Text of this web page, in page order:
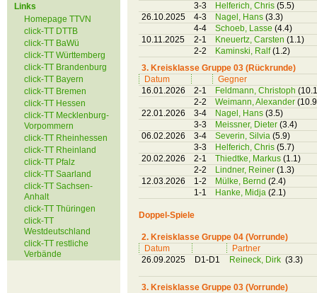
Links
Homepage TTVN
click-TT DTTB
click-TT BaWü
click-TT Württemberg
click-TT Brandenburg
click-TT Bayern
click-TT Bremen
click-TT Hessen
click-TT Mecklenburg-
Vorpommern
click-TT Rheinhessen
click-TT Rheinland
click-TT Pfalz
click-TT Saarland
click-TT Sachsen-
Anhalt
click-TT Thüringen
click-TT
Westdeutschland
click-TT restliche
Verbände
3-3
Helferich, Chris (5.5)
26.10.2025
4-3 Nagel, Hans (3.3)
4-4
Schoeb, Lasse (4.4)
10.11.2025
2-1 Kneuertz, Carsten (1.1)
2-2
Kaminski, Ralf(1.2)
3. Kreisklasse Gruppe 03 (Rückrunde)
Datum
Gegner
16.01.2026
2-1 Feldmann, Christoph
2-2
Weimann, Alexander
22.01.2026
3-4 Nagel, Hans (3.5)
3-3
Meissner, Dieter (3.4)
06.02.2026
3-4 Severin, Silvia (5.9)
3-3
Helferich, Chris (5.7)
20.02.2026
2-1 Thiedtke, Markus (1.1)
2-2
Lindner, Reiner (1.3)
12.03.2026
1-2 Mülke, Bernd (2.4)
1-1
Hanke, Midja (2.1)
Doppel-Spiele
2. Kreisklasse Gruppe 04 (Vorrunde)
Datum
Partner
26.09.2025
D1-D1 Reineck, Dirk (3.3)
3. Kreisklasse Gruppe 03 (Vorrunde)